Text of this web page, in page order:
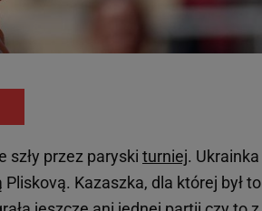
szły przez paryski turniej. Ukrainka
Kazaszka, dla której był to